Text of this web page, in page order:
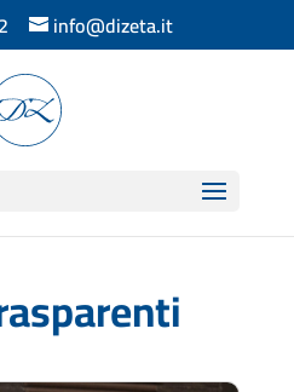
info@dizeta.it